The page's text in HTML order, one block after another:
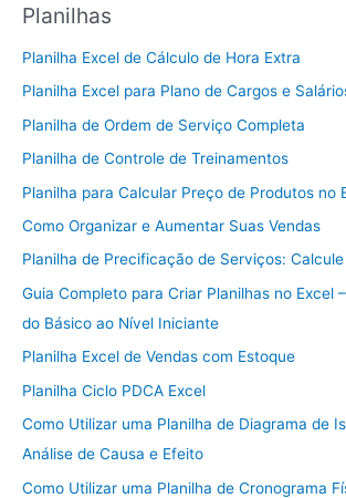
Planilhas
Planilha Excel de Cálculo de Hora Extra
Planilha Excel para Plano de Cargos e
Planilha de Ordem de Serviço Completa
Planilha de Controle de Treinamentos
Planilha para Calcular Preço de Produtos no
Como Organizar e Aumentar Suas Vendas
Planilha de Precificação de Serviços:
Guia Completo para Criar Planilhas no Excel
do Básico ao Nível Iniciante
Planilha Excel de Vendas com Estoque
Planilha Ciclo PDCA Excel
Como Utilizar uma Planilha de Diagrama de
Análise de Causa e Efeito
Como Utilizar uma Planilha de Cronograma